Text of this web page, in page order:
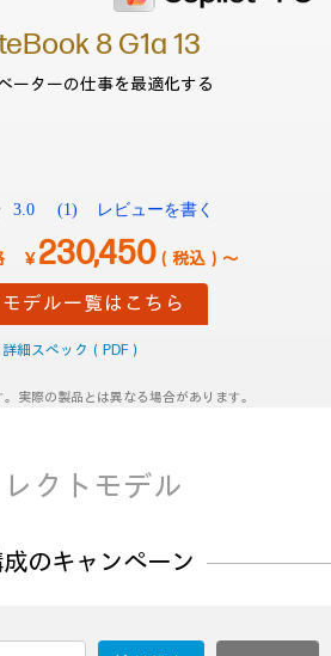
8 G1a 13
ーターの仕事を最適化する
3.0
レ
ビ
ュ
を
読
同
ペ
ー
リ
ン
ク。
(1) レビューを書く
￥230,450（税込）～
デル一覧はこちら
細スペック（PDF）
実際の製品とは異なる場合があります。
クトモデル
のキャンペーン